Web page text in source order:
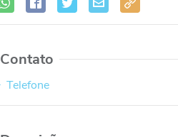
Contato
Telefone